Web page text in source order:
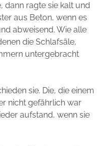
dann ragte sie kalt und
aus Beton, wenn es
abweisend. Wie alle
die Schlafsäle,
untergebracht
sie. Die, die einem
nicht gefährlich war
aufstand, wenn sie